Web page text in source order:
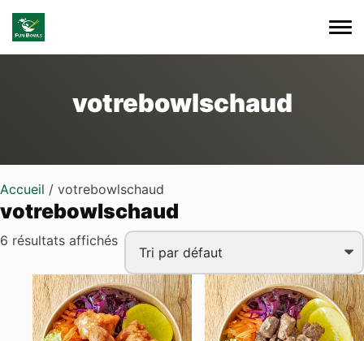
Skip to main content
votrebowlschaud
Accueil / votrebowlschaud
votrebowlschaud
6 résultats affichés